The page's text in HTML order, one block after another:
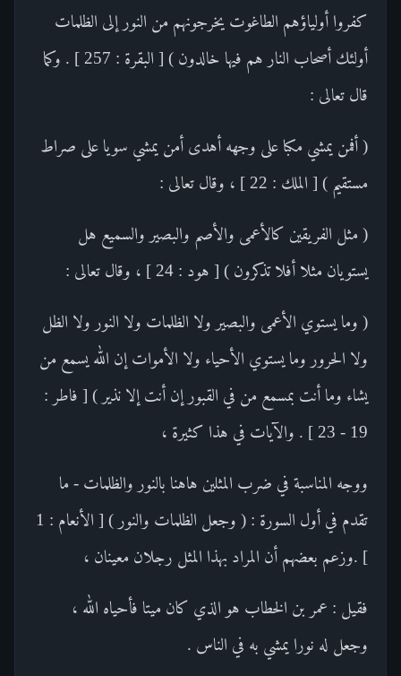
كفروا أولياؤهم الطاغوت يخرجونهم من النور إلى الظلمات
أولئك أصحاب النار هم فيها خالدون ) [ البقرة : 257 ] . وكما
قال تعالى :
( أفمن يمشي مكبا على وجهه أهدى أمن يمشي سويا على صراط
مستقيم ) [ الملك : 22 ] ، وقال تعالى :
( مثل الفريقين كالأعمى والأصم والبصير والسميع هل
يستويان مثلا أفلا تذكرون ) [ هود : 24 ] ، وقال تعالى :
( وما يستوي الأعمى والبصير ولا الظلمات ولا النور ولا الظل
ولا الحرور وما يستوي الأحياء ولا الأموات إن الله يسمع من
يشاء وما أنت بمسمع من في القبور إن أنت إلا نذير ) [ فاطر :
19 - 23 ] . والآيات في هذا كثيرة ،
ووجه المناسبة في ضرب المثلين هاهنا بالنور والظلمات - ما
تقدم في أول السورة : ( وجعل الظلمات والنور ) [ الأنعام : 1
] .وزعم بعضهم أن المراد بهذا المثل رجلان معينان ،
فقيل : عمر بن الخطاب هو الذي كان ميتا فأحياه الله ،
وجعل له نورا يمشي به في الناس .